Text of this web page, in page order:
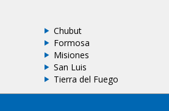
Chubut
Formosa
Misiones
San Luis
Tierra del Fuego